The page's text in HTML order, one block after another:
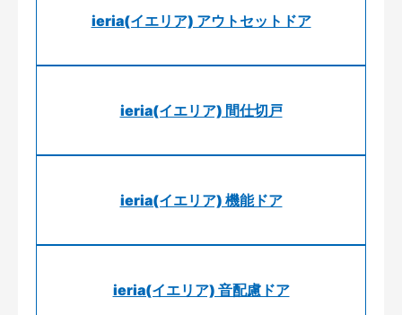
ieria(イエリア) アウトセットドア
ieria(イエリア) 間仕切戸
ieria(イエリア) 機能ドア
ieria(イエリア) 音配慮ドア